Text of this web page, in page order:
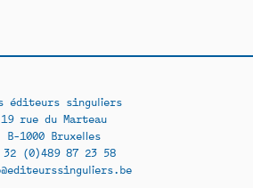
éditeurs singuliers
19 rue du Marteau
B-1000 Bruxelles
32 (0)489 87 23 58